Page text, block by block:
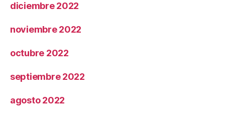
diciembre 2022
noviembre 2022
octubre 2022
septiembre 2022
agosto 2022